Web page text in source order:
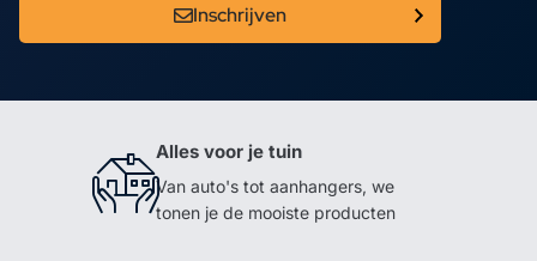
Inschrijven
Alles voor je tuin
Van auto's tot aanhangers, we
tonen je de mooiste producten